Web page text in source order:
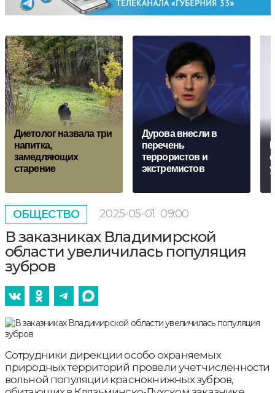
Диетолог назвала три
напитка,
замедляющих
старение
Дурова внесли в
перечень
террористов и
экстремистов
ОБЩЕСТВО 2025-05-01 09:00
В заказниках Владимирской
области увеличилась популяция
зубров
Сотрудники дирекции особо охраняемых
природных территорий провели учет численности
вольной популяции краснокнижных зубров,